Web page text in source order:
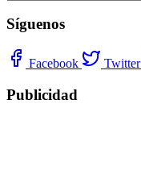
Síguenos
Facebook Twitter
Publicidad